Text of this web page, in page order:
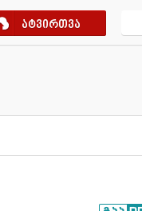
ატვირთვა